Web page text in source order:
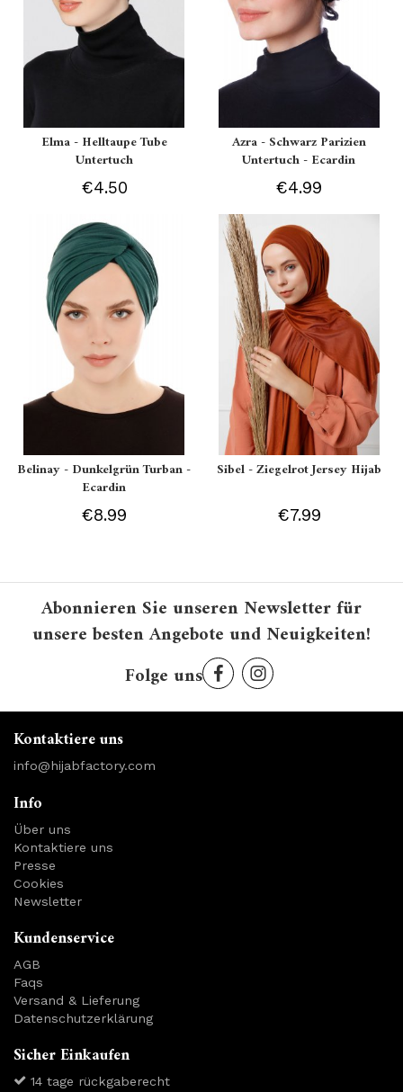
Elma - Helltaupe Tube
Untertuch
€4.50
Azra - Schwarz Parizien
Untertuch - Ecardin
€4.99
Belinay - Dunkelgrün Turban -
Ecardin
€8.99
Sibel - Ziegelrot Jersey Hijab
€7.99
Abonnieren Sie unseren Newsletter für
unsere besten Angebote und Neuigkeiten!
Folge uns
Kontaktiere uns
info@hijabfactory.com
Info
Über uns
Kontaktiere uns
Presse
Cookies
Newsletter
Kundenservice
AGB
Faqs
Versand & Lieferung
Datenschutzerklärung
Sicher Einkaufen
14 tage rückgaberecht